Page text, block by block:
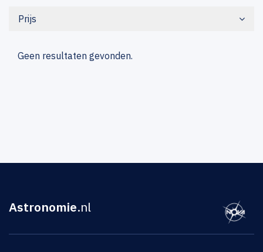
Prijs
Geen resultaten gevonden.
Astronomie.nl